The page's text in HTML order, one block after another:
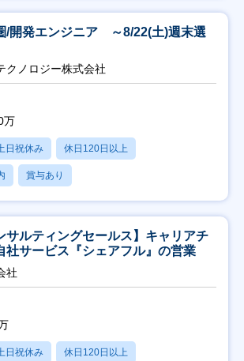
/開発エンジニア ～8/22(土)週末選
クノロジー株式会社
万
日祝休み 休日120日以上
賞与あり
ルティングセールス】キャリアチ
社サービス『シェアフル』の営業
社
日祝休み 休日120日以上